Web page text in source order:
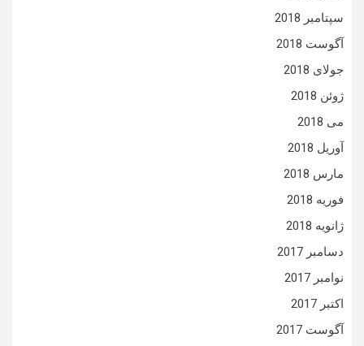
سپتامبر 2018
آگوست 2018
جولای 2018
ژوئن 2018
می 2018
آوریل 2018
مارس 2018
فوریه 2018
ژانویه 2018
دسامبر 2017
نوامبر 2017
اکتبر 2017
آگوست 2017